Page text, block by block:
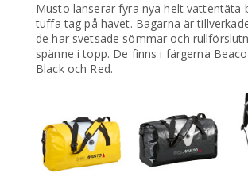
Musto lanserar fyra nya helt vattentäta
tuffa tag på havet. Bagarna är
de har svetsade sömmar och
spänne i topp. De finns i färgerna
Black och Red.